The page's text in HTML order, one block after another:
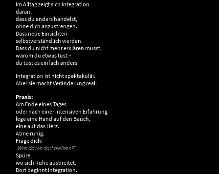
Im Alltag zeigt sich Integration
daran,
dass du anders handelst,
ohne dich anzustrengen.
Dass neue Einsichten
selbstverständlich werden.
Dass du nicht mehr erklären musst,
warum du etwas tust –
du tust es einfach anders.
Integration ist nicht spektakulär.
Aber sie macht Veränderung real.
Praxis:
Am Ende eines Tages
oder nach einer intensiven Erfahrung
lege eine Hand auf den Bauch,
eine auf das Herz.
Atme ruhig.
Frage dich:
„Was davon darf bleiben?“
Spüre,
wo sich Ruhe ausbreitet.
Dort beginnt Integration.